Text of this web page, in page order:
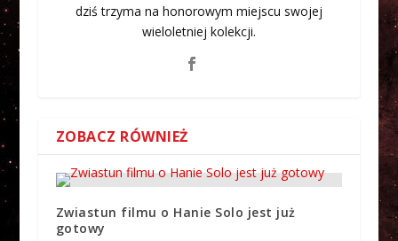
dziś trzyma na honorowym miejscu swojej
wieloletniej kolekcji.
ZOBACZ RÓWNIEŻ
Zwiastun filmu o Hanie Solo jest już
gotowy